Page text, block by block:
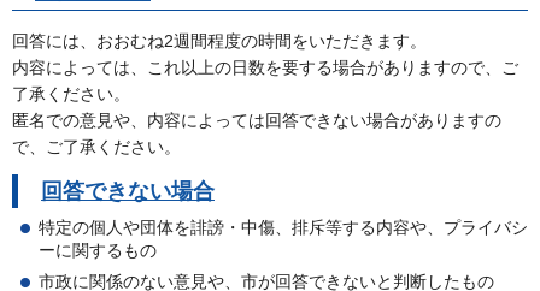
回答には、おおむね2週間程度の時間をいただきます。
内容によっては、これ以上の日数を要する場合がありますので、ご
了承ください。
匿名での意見や、内容によっては回答できない場合がありますの
で、ご了承ください。
回答できない場合
特定の個人や団体を誹謗・中傷、排斥等する内容や、プライバシ
ーに関するもの
市政に関係のない意見や、市が回答できないと判断したもの